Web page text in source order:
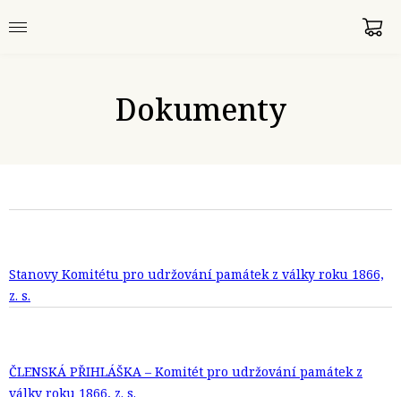
Dokumenty
Stanovy Komitétu pro udržování památek z války roku 1866,
z. s.
ČLENSKÁ PŘIHLÁŠKA – Komitét pro udržování památek z
války roku 1866, z. s.